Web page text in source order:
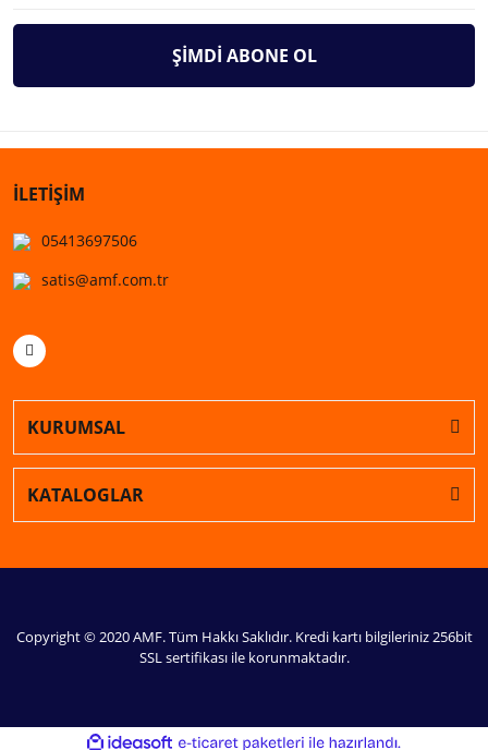
ŞİMDİ ABONE OL
İLETİŞİM
05413697506
satis@amf.com.tr
KURUMSAL
KATALOGLAR
Copyright © 2020 AMF. Tüm Hakkı Saklıdır. Kredi kartı bilgileriniz 256bit
SSL sertifikası ile korunmaktadır.
ideasoft e-